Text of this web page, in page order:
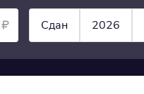
Сдан 2026